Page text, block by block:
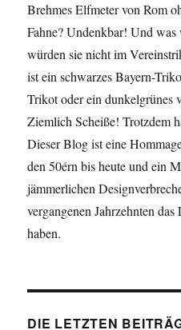
Brehmes Elfmeter von Rom
Fahne? Undenkbar! Und
würden sie nicht im
ist ein schwarzes Bayern-
Trikot oder ein
Ziemlich Scheiße! Trotzdem
Dieser Blog ist eine
den 50érn bis heute und ein
jämmerlichen
vergangenen Jahrzehnten
haben.
DIE LETZTEN